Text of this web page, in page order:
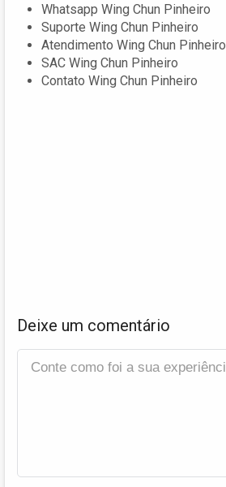
Whatsapp Wing Chun Pinheiro
Suporte Wing Chun Pinheiro
Atendimento Wing Chun Pinheiro
SAC Wing Chun Pinheiro
Contato Wing Chun Pinheiro
Deixe um comentário